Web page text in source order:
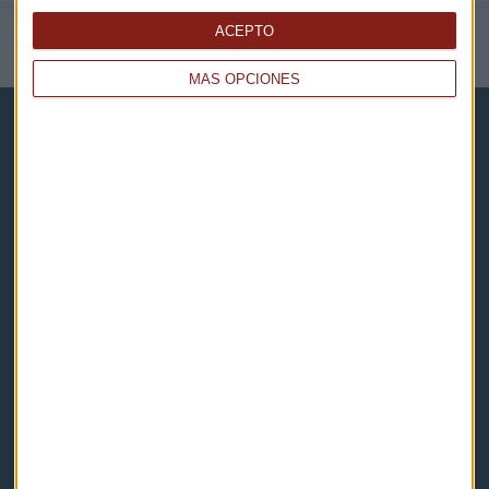
MÁS OPCIONES
ACEPTO
NOTICIAS RELACIONADAS